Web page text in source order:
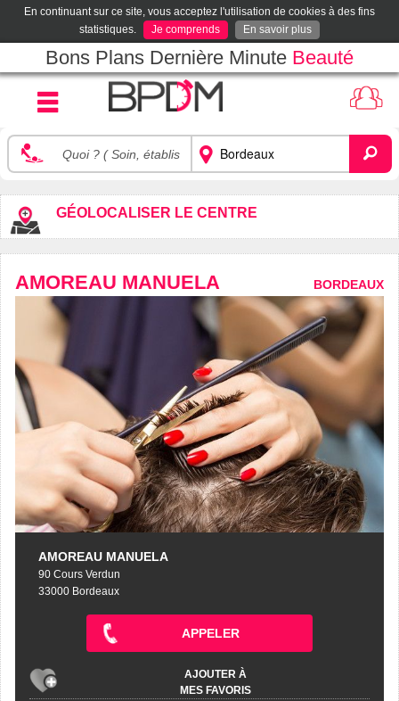
En continuant sur ce site, vous acceptez l'utilisation de cookies à des fins
statistiques.
Je comprends En savoir plus
Bons Plans Dernière Minute Beauté
GÉOLOCALISER LE CENTRE
AMOREAU MANUELA BORDEAUX
AMOREAU MANUELA
90 Cours Verdun
33000 Bordeaux
APPELER
AJOUTER À
MES FAVORIS